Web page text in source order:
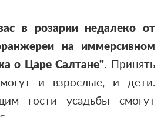
в розарии недалеко от
на иммерсивном
о Царе Салтане". Принять
и взрослые, и дети.
гости усадьбы смогут